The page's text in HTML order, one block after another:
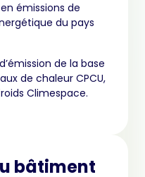
émissions de
du pays
de la base
de chaleur CPCU,
Climespace.
bâtiment